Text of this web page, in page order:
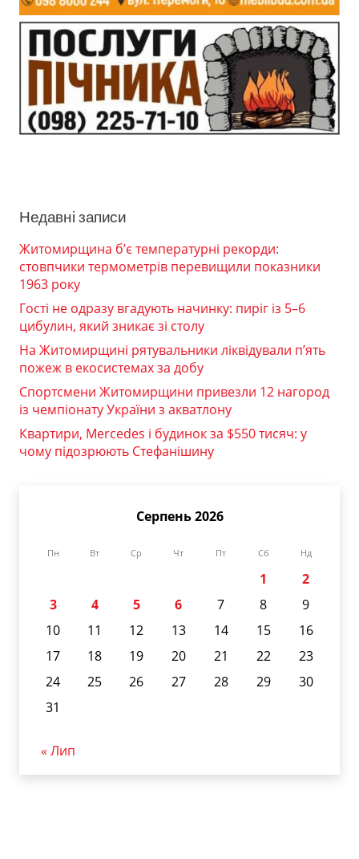
Недавні записи
Житомирщина б’є температурні рекорди:
стовпчики термометрів перевищили показники
1963 року
Гості не одразу вгадують начинку: пиріг із 5–6
цибулин, який зникає зі столу
На Житомирщині рятувальники ліквідували п’ять
пожеж в екосистемах за добу
Спортсмени Житомирщини привезли 12 нагород
із чемпіонату України з акватлону
Квартири, Mercedes і будинок за $550 тисяч: у
чому підозрюють Стефанішину
Серпень 2026
Пн Вт Ср Чт Пт Сб Нд
1
2
3
4 5 6 7 8
9
10
11 12 13 14 15
16
17
18 19 20 21 22
23
24
25 26 27 28 29
30
31
« Лип